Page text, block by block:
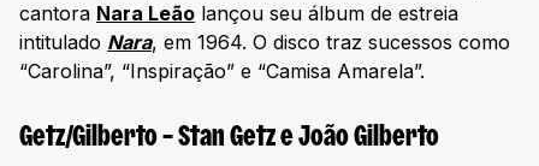
cantora Nara Leão lançou seu álbum de estreia
intitulado Nara, em 1964. O disco traz sucessos como
“Carolina”, “Inspiração” e “Camisa Amarela”.
Getz/Gilberto – Stan Getz e João Gilberto